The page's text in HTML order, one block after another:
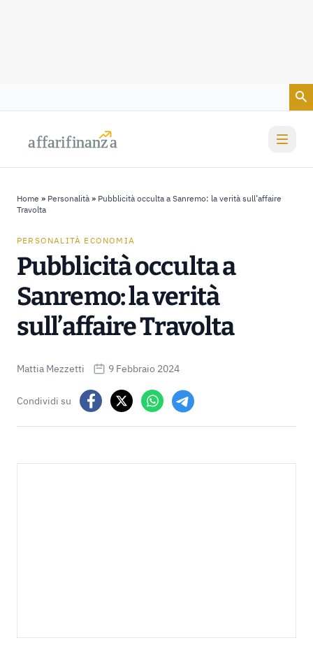
affarifinanza
affarifinanza
Home » Personalità » Pubblicità occulta a Sanremo: la verità sull’affaire
Travolta
PERSONALITÀ ECONOMIA
Pubblicità occulta a
Sanremo: la verità
sull’affaire Travolta
Mattia Mezzetti 9 Febbraio 2024
Condividi su